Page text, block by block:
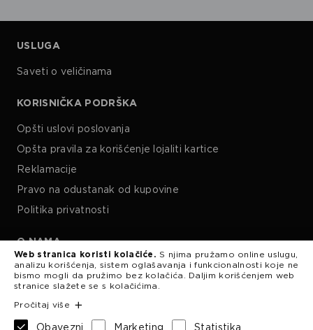
USLUGA
Saveti o veličinama
KORISNIČKA PODRŠKA
Opšti uslovi poslovanja
Opšta pravila za korišćenje lojaliti kartice
Reklamacije
Pravo na odustanak od kupovine
Politika privatnosti
O NAMA
Kariera
Web stranica koristi kolačiće. S njima pružamo online uslugu,
analizu korišćenja, sistem oglašavanja i funkcionalnosti koje ne
bismo mogli da pružimo bez kolačića. Daljim korišćenjem web
stranice slažete se s kolačićima.
Pročitaj više
Obavezni Marketing Statistika